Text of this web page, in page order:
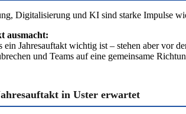
Digitalisierung und KI sind starke Impulse
ausmacht:
ein Jahresauftakt wichtig ist – stehen aber
und Teams auf eine gemeinsame
in Uster erwartet